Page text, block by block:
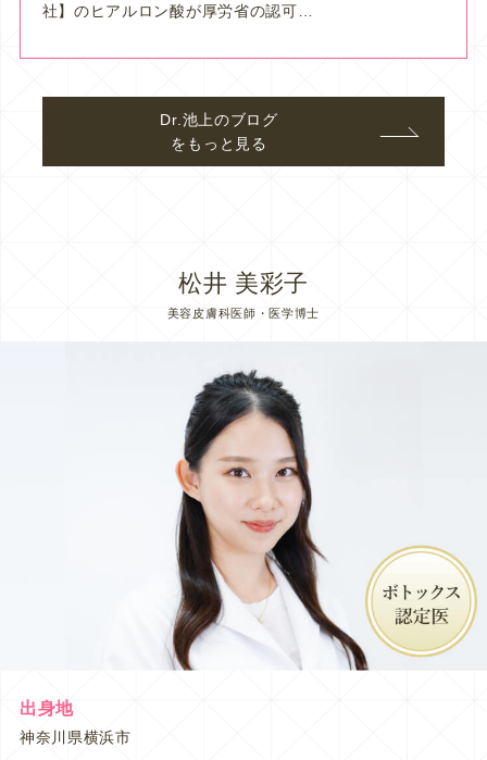
社】のヒアルロン酸が厚労省の認可…
Dr.池上のブログ
をもっと見る
松井 美彩子
美容皮膚科医師・医学博士
出身地
神奈川県横浜市